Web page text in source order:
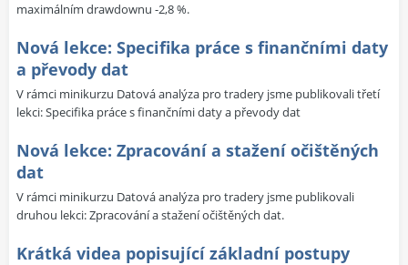
maximálním drawdownu -2,8 %.
Nová lekce: Specifika práce s finančními daty
a převody dat
V rámci minikurzu Datová analýza pro tradery jsme publikovali třetí
lekci: Specifika práce s finančními daty a převody dat
Nová lekce: Zpracování a stažení očištěných
dat
V rámci minikurzu Datová analýza pro tradery jsme publikovali
druhou lekci: Zpracování a stažení očištěných dat.
Krátká videa popisující základní postupy